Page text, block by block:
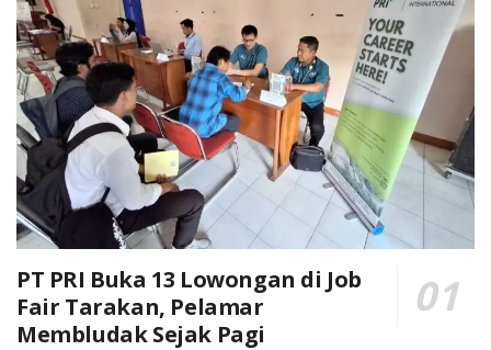
PT PRI Buka 13 Lowongan di Job
Fair Tarakan, Pelamar
Membludak Sejak Pagi